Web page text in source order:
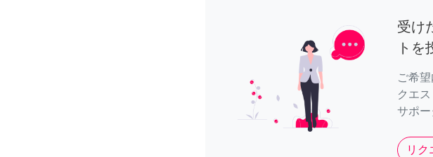
受け
トを
ご希
クエ
サポー
リク